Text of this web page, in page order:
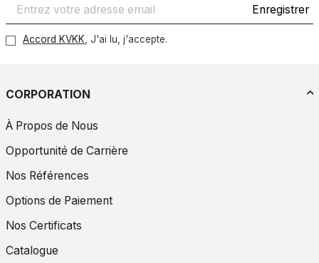
Enregistrer
Accord KVKK, J'ai lu, j'accepte.
CORPORATION
À Propos de Nous
Opportunité de Carrière
Nos Références
Options de Paiement
Nos Certificats
Catalogue